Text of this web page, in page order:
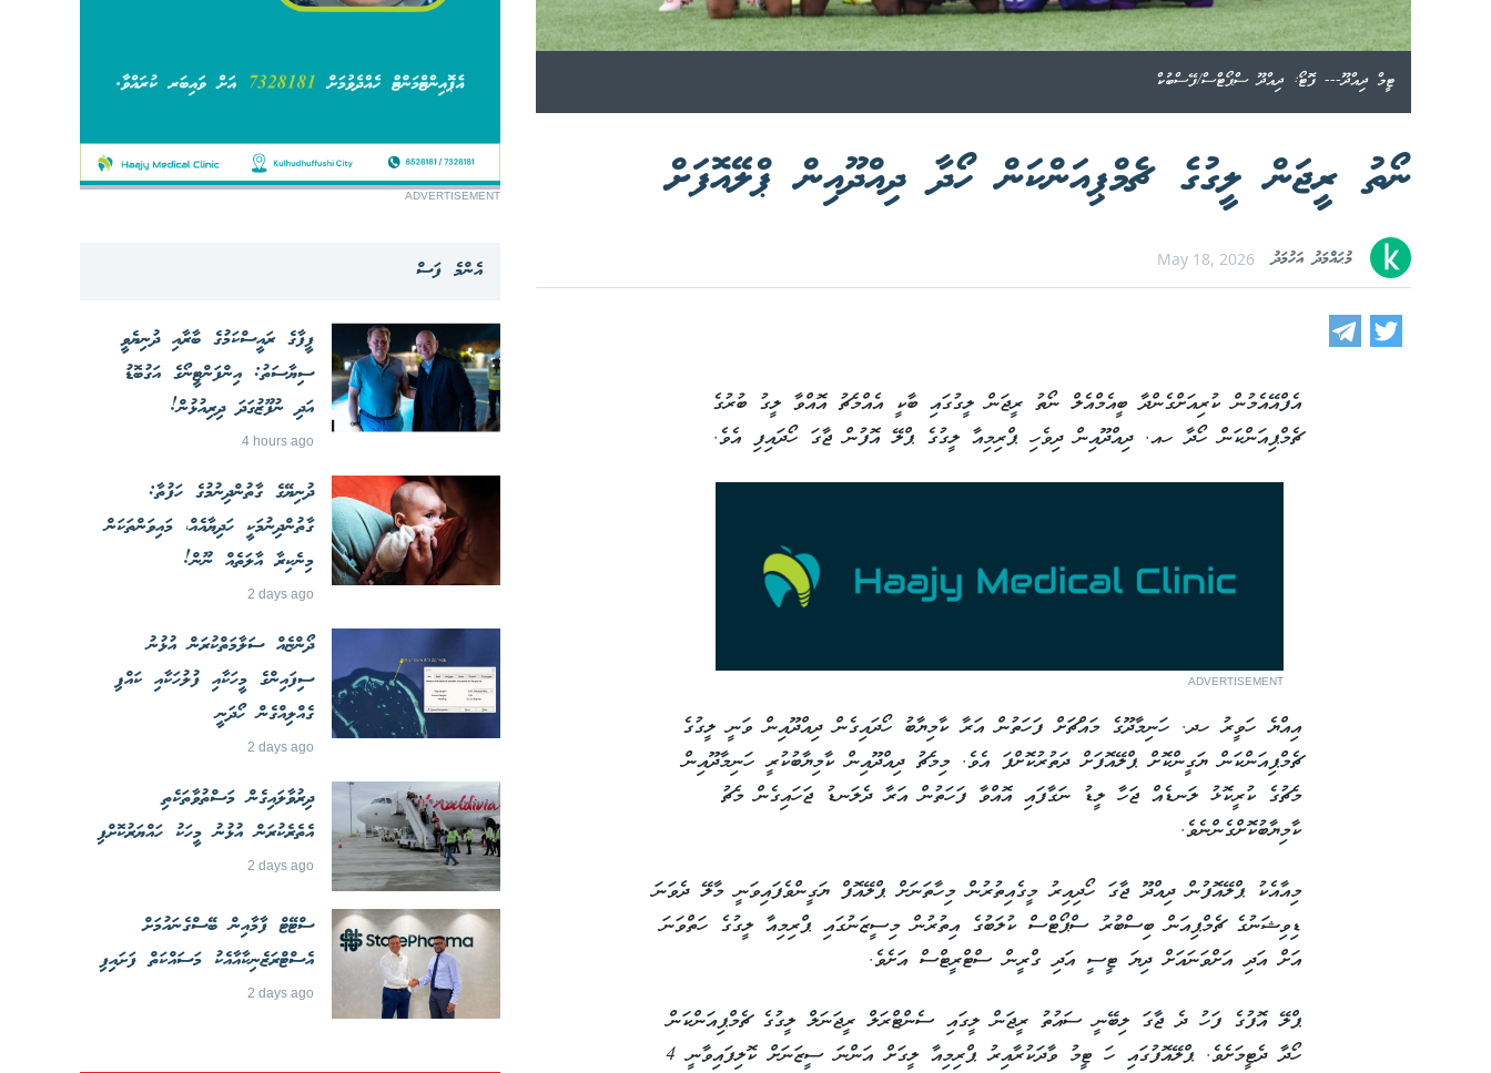
ޓީމް ދިއްދޫ--- ފޮޓޯ: ދިއްދޫ ސްޕޯޓްސް/ފޭސްބުކް
ނޯތު ރީޖަން ލީގުގެ ޗެމްޕިއަންކަން ހޯދާ ދިއްދޫއިން ޕްލޭއޮފަށް
މުޙައްމަދު އަހުމަދު May 18, 2026
އެފްއޭއެމުން ކުރިއަށްގެންދާ ބީއެމްއެލް ނޯތު ރީޖަން ލީގުގައި ބާކީ އެއްމެޗު އޮއްވާ ލީގު ބުރުގެ
ޗެމްޕިއަންކަން ހޯދާ ހއ. ދިއްދޫއިން ދިވެހި ޕްރިމިއާ ލީގުގެ ޕްލޭ އޮފުން ޖާގަ ހޯދައިފި އެވެ.
ADVERTISEMENT
އިއްޔެ ހަވީރު ހދ. ހަނިމާދޫގެ މައްޗަށް ފަހަތުން އަރާ ކާމިޔާބު ހޯދައިގެން ދިއްދޫއިން ވަނީ ލީގުގެ
ޗެމްޕިއަންކަން ޔަގީންކޮށް ޕްލޭއޮފަށް ދަތުރުކޮށްފަ އެވެ. މިމެޗު ދިއްދޫއިން ކާމިޔާބުކުރީ ހަނިމާދޫއިން
މެޗުގެ ކުރީކޮޅު ލަނޑެއް ޖަހާ ލީޑު ނަގާފައި އޮއްވާ ފަހަތުން އަރާ ދެލަނޑު ޖަހައިގެން މެޗު
ކާމިޔާބުކޮށްގެންނެވެ.
މިއާއެކު ޕްލޭއޮފުން ދިއްދޫ ޖާގަ ހޯދިއިރު މީގެއިތުރުން މިހާތަނަށް ޕްލޭއޮފް ޔަގީންވެފައިވަނީ މާލޭ ދެވަނަ
ޑިވިޝަނުގެ ޗެމްޕިއަން ބިސްބުރު ސްޕޯޓްސް ކުލަބުގެ އިތުރުން މިސީޒަނުގައި ޕްރިމިއާ ލީގުގެ ހަތްވަނަ
އަށް އަދި އަށްވަނައަށް ދިޔަ ޓީސީ އަދި ގްރީން ސްޓްރީޓްސް އަށެވެ.
ޕްލޭ އޮފުގެ ފަހު ދެ ޖާގަ ލިބޭނީ ސައުތު ރީޖަން ލީގައި ސެންޓްރަލް ރީޖަނަލް ލީގުގެ ޗެމްޕިއަންކަން
ހޯދާ ދެޓީމަށެވެ. ޕްލޭއޮފުގައި ހަ ޓީމު ވާދަކުރާއިރު ޕްރިމިއާ ލީގަށް އަންނަ ސީޒަނަށް ކޮލިފައިވާނީ 4
ADVERTISEMENT
އެންމެ ފަސް
ފީފާގެ ރައީސްކަމުގެ ބާރާއި ދުނިޔެވީ
ސިޔާސަތު: އިންފަންޓީނޯގެ އަގުބޮޑު
އަދި ނުފޫޒުގަދަ ދިރިއުޅުން!
4 hours ago
ދުނިޔޭގެ ގާތުންދިނުމުގެ ހަފުތާ:
ގާތުންދިނުމަކީ ހަދިޔާއެއް، މައިވަންތަކަން
މިނެކިރާ އާލަތެއް ނޫން!
2 days ago
ދޯންޏެއް ސަލާމަތްކުރަން އުޅުނު
ސިފައިންގެ މީހަކާއި ފުލުހަކާއި ކައްޕި
ގެއްލިއްގެން ހޯދަނީ
2 days ago
ދިރުވާލައިގެން މަސްތުވާތަކެތި
އެތެރެކުރަން އުޅުނު މީހަކު ހައްޔަރުކޮށްފި
2 days ago
ސްޓޭޓް ފާމާއިން ބޭސްގެނައުމަށް
އެސްޓްރަޒެނިކާއާއެކު މަސައްކަތް ފަށައިފި
2 days ago